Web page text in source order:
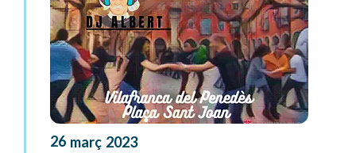
26 març 2023